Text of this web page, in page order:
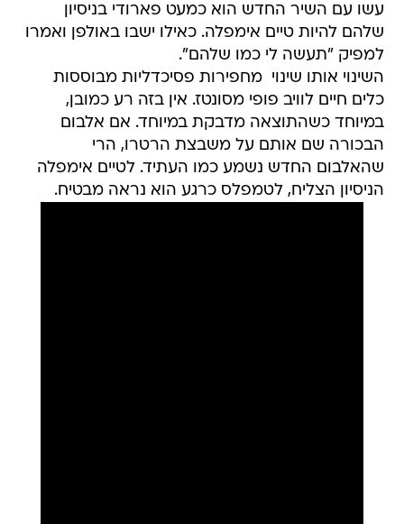
עשו עם השיר החדש הוא כמעט פארודי בניסיון
שלהם להיות טיים אימפלה. כאילו ישבו באולפן ואמרו
למפיק "תעשה לי כמו שלהם".
השינוי אותו שינוי  מחפירות פסיכדליות מבוססות
כלים חיים לוויב פופי מסונטז. אין בזה רע כמובן,
במיוחד כשהתוצאה מדבקת במיוחד. אם אלבום
הבכורה שם אותם על משבצת הרטרו, הרי
שהאלבום החדש נשמע כמו העתיד. לטיים אימפלה
הניסיון הצליח, לטמפלס כרגע הוא נראה מבטיח.